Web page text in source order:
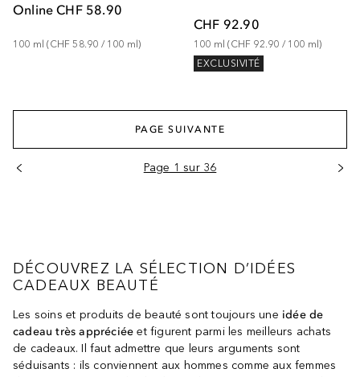
Online CHF 58.90
100 ml (CHF 58.90 / 100 ml)
CHF 92.90
100 ml (CHF 92.90 / 100 ml)
EXCLUSIVITÉ
PAGE SUIVANTE
Page 1 sur 36
DÉCOUVREZ LA SÉLECTION D’IDÉES
CADEAUX BEAUTÉ
Les soins et produits de beauté sont toujours une idée de
cadeau très appréciée et figurent parmi les meilleurs achats
de cadeaux. Il faut admettre que leurs arguments sont
séduisants : ils conviennent aux hommes comme aux femmes